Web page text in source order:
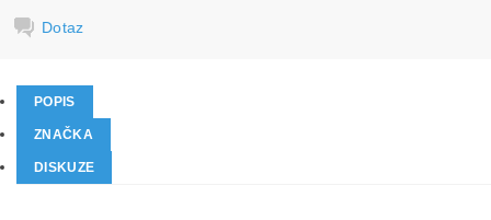
Dotaz
POPIS
ZNAČKA
DISKUZE